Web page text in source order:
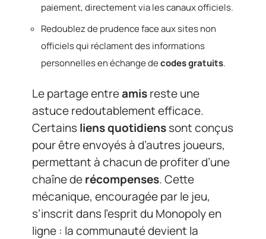
paiement, directement via les canaux officiels.
Redoublez de prudence face aux sites non
officiels qui réclament des informations
personnelles en échange decodes gratuits.
Le partage entreamisreste une
astuce redoutablement efficace.
Certainsliens quotidienssont conçus
pour être envoyés à d’autres joueurs,
permettant à chacun de profiter d’une
chaîne derécompenses. Cette
mécanique, encouragée par le jeu,
s’inscrit dans l’esprit du Monopoly en
ligne : la communauté devient la